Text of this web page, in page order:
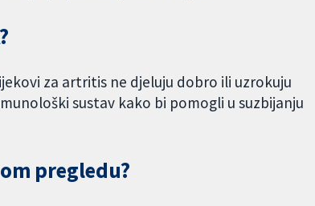
za artritis ne djeluju dobro ili uzrokuju
sustav kako bi pomogli u suzbijanju
pregledu?